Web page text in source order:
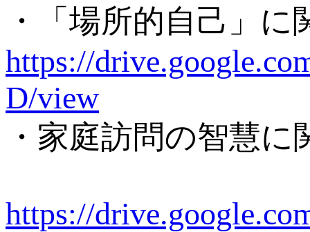
・「場所的自己」
https://
D/view
・家庭訪問の智慧
https://